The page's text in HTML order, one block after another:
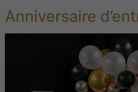
Anniversaire